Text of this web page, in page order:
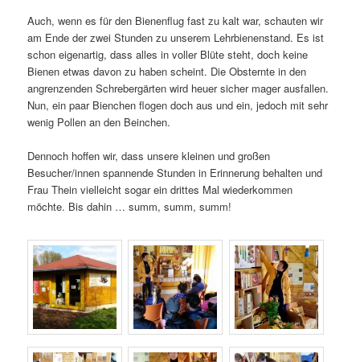
Auch, wenn es für den Bienenflug fast zu kalt war, schauten wir
am Ende der zwei Stunden zu unserem Lehrbienenstand. Es ist
schon eigenartig, dass alles in voller Blüte steht, doch keine
Bienen etwas davon zu haben scheint. Die Obsternte in den
angrenzenden Schrebergärten wird heuer sicher mager ausfallen.
Nun, ein paar Bienchen flogen doch aus und ein, jedoch mit sehr
wenig Pollen an den Beinchen.
Dennoch hoffen wir, dass unsere kleinen und großen
Besucher/innen spannende Stunden in Erinnerung behalten und
Frau Thein vielleicht sogar ein drittes Mal wiederkommen
möchte. Bis dahin … summ, summ, summ!